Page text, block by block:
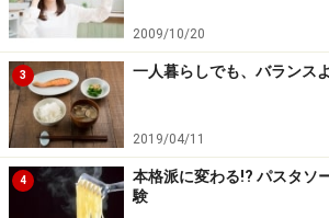
2009/10/20
3 一人暮らしでも、バランス
2019/04/11
4
本格派に変わる!? パスタソ
験